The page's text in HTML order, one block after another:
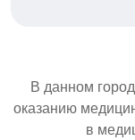
В данном
оказанию
в